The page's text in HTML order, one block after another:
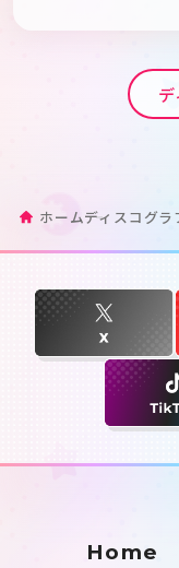
ホームディスコグラ
Home